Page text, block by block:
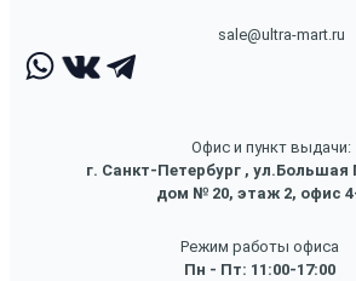
sale@ultra-mart.ru
Офис и пункт выдачи:
г. Санкт-Петербург ,
дом № 20, этаж 2, офис
Режим работы офиса
Пн - Пт: 11:00-17:00